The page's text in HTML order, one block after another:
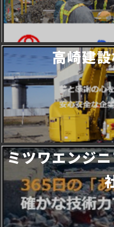
高崎建
ミツワエンジ